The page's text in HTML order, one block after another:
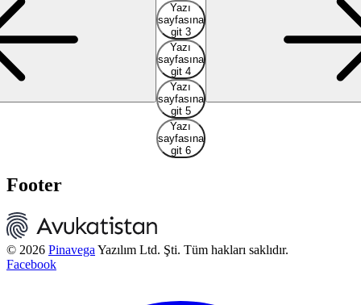
Yazı
sayfasına
git 3
Yazı
sayfasına
git 4
Yazı
sayfasına
git 5
Yazı
sayfasına
git 6
Footer
© 2026 Pinavega Yazılım Ltd. Şti. Tüm hakları saklıdır.
Facebook